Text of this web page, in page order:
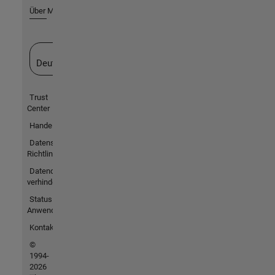
Über MathWorks
Deutschland
Trust
Center
Handelsmarken
Datenschutz-
Richtlinien
Datendiebstahl
verhindern
Status von
Anwendungen
Kontakt
©
1994-
2026